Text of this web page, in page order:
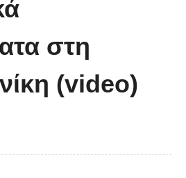
μικρό κορίτσι
στη
(video)